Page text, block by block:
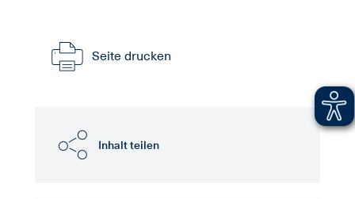
Seite drucken
Inhalt teilen